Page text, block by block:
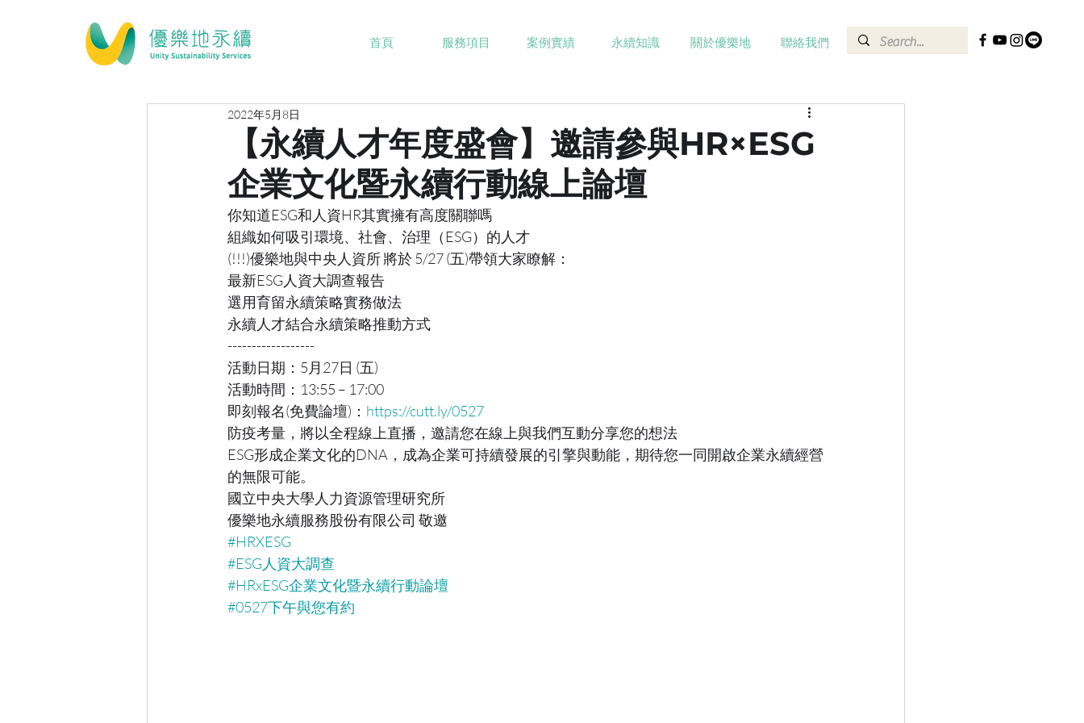
首頁 服務項目 案例實績 永續知識 關於優樂地 聯絡我們
【永續人才年度盛會】邀請參與HR×ESG
企業文化暨永續行動線上論壇
2022年5月8日
你知道ESG和人資HR其實擁有高度關聯嗎
組織如何吸引環境、社會、治理（ESG）的人才
(!!!)優樂地與中央人資所 將於 5/27 (五)帶領大家瞭解：
最新ESG人資大調查報告
選用育留永續策略實務做法
永續人才結合永續策略推動方式
------------------
活動日期：5月27日 (五)
活動時間：13:55 – 17:00
即刻報名(免費論壇)： https://cutt.ly/0527
防疫考量，將以全程線上直播，邀請您在線上與我們互動分享您的想法
ESG形成企業文化的DNA，成為企業可持續發展的引擎與動能，期待您一同開啟企業永續經營
的無限可能。
國立中央大學人力資源管理研究所
優樂地永續服務股份有限公司 敬邀
#HRXESG
#ESG人資大調查
#HRxESG企業文化暨永續行動論壇
#0527下午與您有約